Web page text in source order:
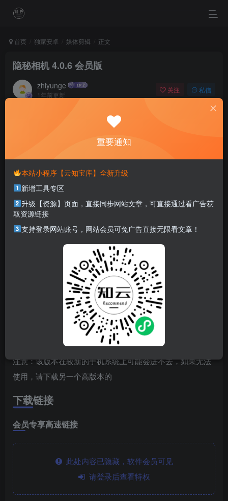
首页 独家安卓 媒体剪辑 正文
隐秘相机 4.0.6 会员版
zhiyunge
1年前更新
关注 私信
To do the useful thing, to say the courageous thing, to
contemplate the beautiful thing: that’s enough for one
做有用的事，说勇敢的话，想美好的事，一生足矣
本站部分资源打包为压缩包以方便分享，涉及较多
解压密码，如果你下载的资源需要解压密码，请点
击解压密码
?包含隐秘录像、隐秘录音、一键拍照、黑屏录像、后台拍摄
注意：该版本在较新的手机系统上可能会进不去，如果无法
使用，请下载另一个高版本的
下载链接
会员专享高速链接
此处内容已隐藏，软件会员可见
请登录后查看特权
重要通知
本站小程序【云知宝库】全新升级
新增工具专区
升级【资源】页面，直接同步网站文章，可直接通过看广告获
取资源链接
支持登录网站账号，网站会员可免广告直接无限看文章！